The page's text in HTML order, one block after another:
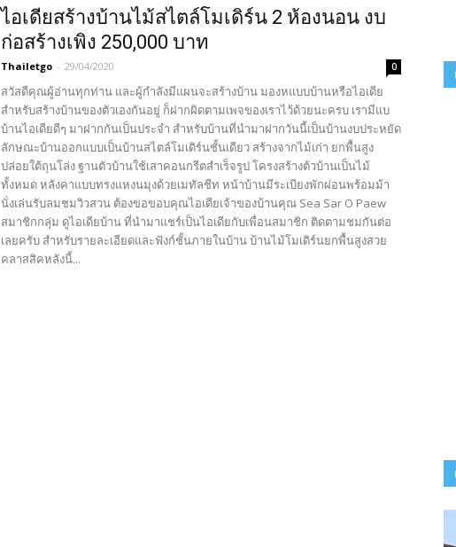
ไอเดียสร้างบ้านไม้สไตล์โมเดิร์น 2 ห้องนอน งบ
ก่อสร้างเพิง 250,000 บาท
Thailetgo - 29/04/2020 0
สวัสดีคุณผู้อ่านทุกท่าน และผู้กำลังมีแผนจะสร้างบ้าน มองหแบบบ้านหรือไอเดีย
สำหรับสร้างบ้านของตัวเองกันอยู่ ก็ฝากผิดตามเพจของเราไว้ด้วยนะครบ เรามีแบ
บ้านไอเดียดีๆ มาฝากกันเป็นประจำ สำหรับบ้านที่นำมาฝากวันนี้เป็นบ้านงบประหยัด
ลักษณะบ้านออกแบบเป็นบ้านสไตล์โมเดิร์นชั้นเดียว สร้างจากไม้เก่า ยกพื้นสูง
ปล่อยใต้ถุนโล่ง ฐานตัวบ้านใช้เสาคอนกรีตสำเร็จรูป โครงสร้างต้วบ้านเป็นไม้
ทั้งหมด หลังคาแบบทรงแหงนมุงด้วยเมทัลชีท หน้าบ้านมีระเบียงพักผ่อนพร้อมม้า
นั่งเล่นรับลมชมวิวสวน ต้องขอขอบคุณไอเดียเจ้าของบ้านคุณ Sea Sar O Paew
สมาชิกกลุ่ม ดูไอเดียบ้าน ที่นำมาแชร์เป็นไอเดียกับเพื่อนสมาชิก ติดตามชมกันต่อ
เลยครับ สำหรับรายละเอียดและฟังก์ชั้นภายในบ้าน บ้านไม้โมเดิร์นยกพื้นสูงสวย
คลาสสิคหลังนี้...